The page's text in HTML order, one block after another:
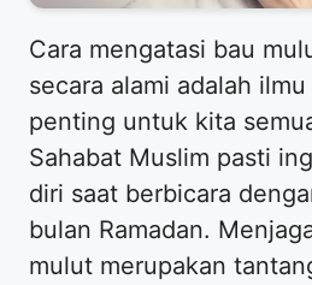
Cara mengatasi bau
secara alami adalah
penting untuk kita
Sahabat Muslim pasti
diri saat berbicara
bulan Ramadan.
mulut merupakan